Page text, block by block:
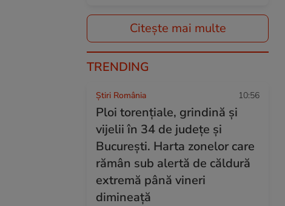
Citește mai multe
TRENDING
Știri România 10:56
Ploi torențiale, grindină și
vijelii în 34 de județe și
București. Harta zonelor care
rămân sub alertă de căldură
extremă până vineri
dimineață